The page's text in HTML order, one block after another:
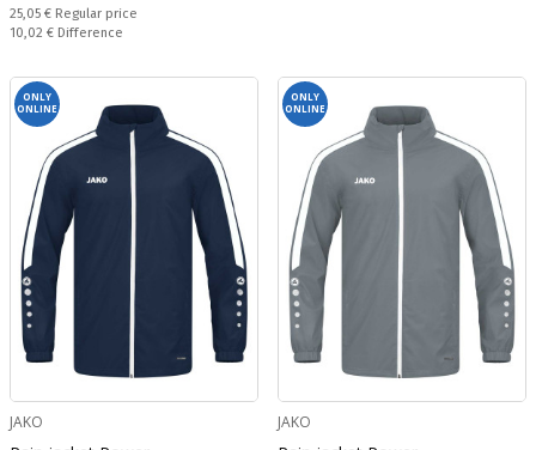
Regular price:
25,05 € Regular price
Спестявате:
10,02 € Difference
ONLY
ONLINE
JAKO
ONLY
ONLINE
JAKO